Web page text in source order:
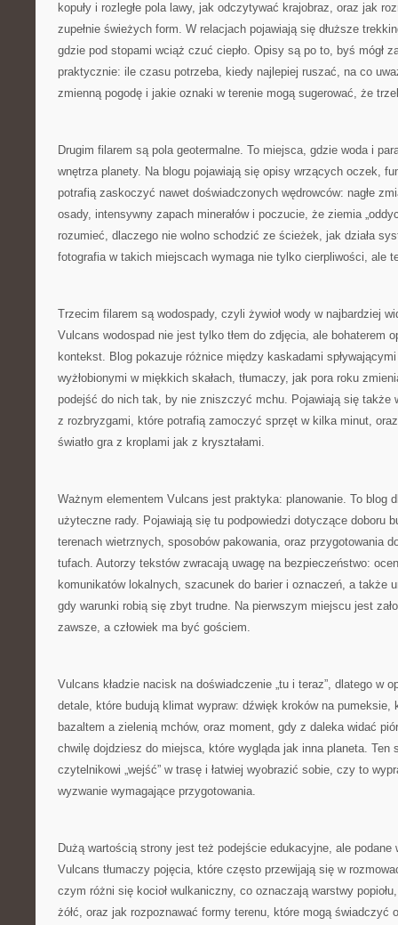
kopuły i rozległe pola lawy, jak odczytywać krajobraz, oraz jak
zupełnie świeżych form. W relacjach pojawiają się dłuższe
gdzie pod stopami wciąż czuć ciepło. Opisy są po to, byś mógł
praktycznie: ile czasu potrzeba, kiedy najlepiej ruszać, na co
zmienną pogodę i jakie oznaki w terenie mogą sugerować, że
Drugim filarem są pola geotermalne. To miejsca, gdzie woda i
wnętrza planety. Na blogu pojawiają się opisy wrzących oczek,
potrafią zaskoczyć nawet doświadczonych wędrowców: nagłe
osady, intensywny zapach minerałów i poczucie, że ziemia
rozumieć, dlaczego nie wolno schodzić ze ścieżek, jak działa
fotografia w takich miejscach wymaga nie tylko cierpliwości, ale
Trzecim filarem są wodospady, czyli żywioł wody w najbardziej
Vulcans wodospad nie jest tylko tłem do zdjęcia, ale bohaterem
kontekst. Blog pokazuje różnice między kaskadami
wyżłobionymi w miękkich skałach, tłumaczy, jak pora roku
podejść do nich tak, by nie zniszczyć mchu. Pojawiają się także
z rozbryzgami, które potrafią zamoczyć sprzęt w kilka minut,
światło gra z kroplami jak z kryształami.
Ważnym elementem Vulcans jest praktyka: planowanie. To blog
użyteczne rady. Pojawiają się tu podpowiedzi dotyczące doboru
terenach wietrznych, sposobów pakowania, oraz przygotowania
tufach. Autorzy tekstów zwracają uwagę na bezpieczeństwo:
komunikatów lokalnych, szacunek do barier i oznaczeń, a także
gdy warunki robią się zbyt trudne. Na pierwszym miejscu jest
zawsze, a człowiek ma być gościem.
Vulcans kładzie nacisk na doświadczenie „tu i teraz”, dlatego w
detale, które budują klimat wypraw: dźwięk kroków na pumeksie,
bazaltem a zielenią mchów, oraz moment, gdy z daleka widać
chwilę dojdziesz do miejsca, które wygląda jak inna planeta. Ten
czytelnikowi „wejść” w trasę i łatwiej wyobrazić sobie, czy to
wyzwanie wymagające przygotowania.
Dużą wartością strony jest też podejście edukacyjne, ale podane
Vulcans tłumaczy pojęcia, które często przewijają się w
czym różni się kocioł wulkaniczny, co oznaczają warstwy
żółć, oraz jak rozpoznawać formy terenu, które mogą świadczyć